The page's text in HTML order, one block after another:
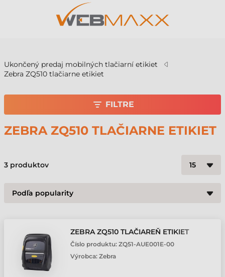
Ukončený predaj mobilných tlačiarní etikiet
Zebra ZQ510 tlačiarne etikiet
ZEBRA ZQ510 TLAČIARNE ETIKIET
3 produktov
ZEBRA ZQ510 TLAČIAREŇ ETIKIET
Číslo produktu: ZQ51-AUE001E-00
Výrobca: Zebra
FILTRE